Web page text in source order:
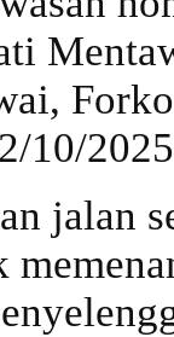
10/
jalan